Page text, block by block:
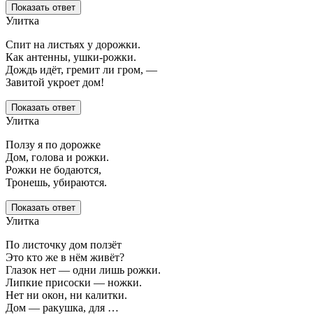
Показать ответ
Улитка
Спит на листьях у дорожки.
Как антенны, ушки-рожки.
Дождь идёт, гремит ли гром, —
Завитой укроет дом!
Показать ответ
Улитка
Ползу я по дорожке
Дом, голова и рожки.
Рожки не бодаются,
Тронешь, убираются.
Показать ответ
Улитка
По листочку дом ползёт
Это кто же в нём живёт?
Глазок нет — одни лишь рожки.
Липкие присоски — ножки.
Нет ни окон, ни калитки.
Дом — ракушка, для …